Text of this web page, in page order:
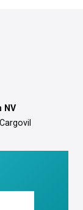
NV